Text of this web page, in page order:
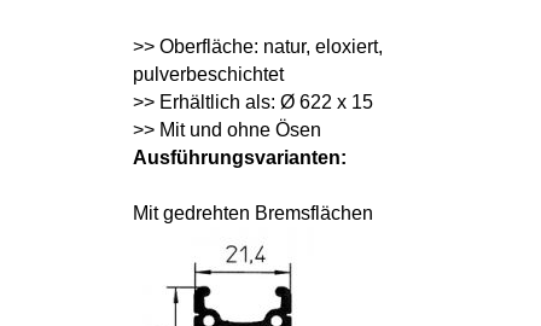
>> Oberfläche: natur, eloxiert,
pulverbeschichtet
>> Erhältlich als: Ø 622 x 15
>> Mit und ohne Ösen
Ausführungsvarianten:
Mit gedrehten Bremsflächen